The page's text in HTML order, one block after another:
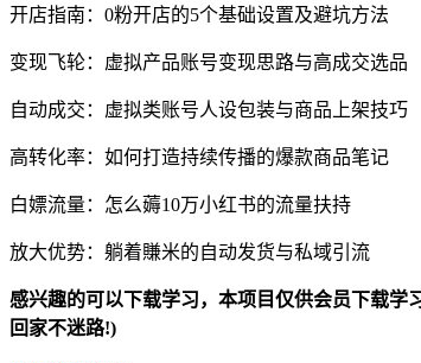
开店指南：0粉开店的5个基础设置及避坑方法
变现飞轮：虚拟产品账号变现思路与高成交选品
自动成交：虚拟类账号人设包装与商品上架技巧
高转化率：如何打造持续传播的爆款商品笔记
白嫖流量：怎么薅10万小红书的流量扶持
放大优势：躺着賺米的自动发货与私域引流
感兴趣的可以下载学习，本项目仅供会员下载学
回家不迷路!)